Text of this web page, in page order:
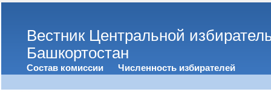
Вестник Центральной
Башкортостан
Состав комиссии Численность избирателей